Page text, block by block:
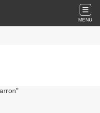
MENU